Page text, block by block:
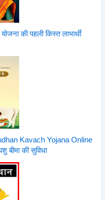
की पहली किस्त लाभार्थी
Kavach Yojana Online
बीमा की सुविधा